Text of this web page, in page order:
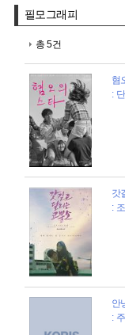
필모그래피
총 5건
혐
:
갓
:
안
: